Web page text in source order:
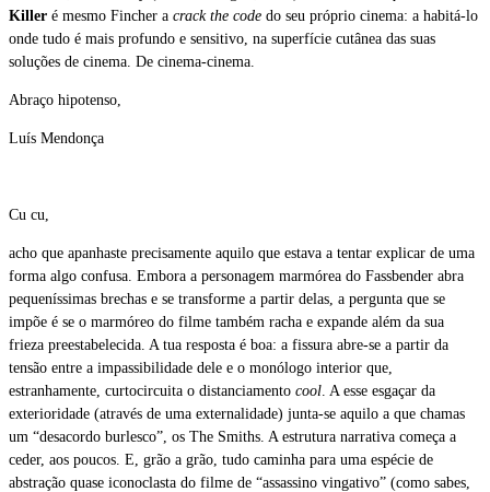
Killer é mesmo Fincher a crack the code do seu próprio cinema: a habitá-lo
onde tudo é mais profundo e sensitivo, na superfície cutânea das suas
soluções de cinema. De cinema-cinema.
Abraço hipotenso,
Luís Mendonça
Cu cu,
acho que apanhaste precisamente aquilo que estava a tentar explicar de uma
forma algo confusa. Embora a personagem marmórea do Fassbender abra
pequeníssimas brechas e se transforme a partir delas, a pergunta que se
impõe é se o marmóreo do filme também racha e expande além da sua
frieza preestabelecida. A tua resposta é boa: a fissura abre-se a partir da
tensão entre a impassibilidade dele e o monólogo interior que,
estranhamente, curtocircuita o distanciamento cool . A esse esgaçar da
exterioridade (através de uma externalidade) junta-se aquilo a que chamas
um “desacordo burlesco”, os The Smiths. A estrutura narrativa começa a
ceder, aos poucos. E, grão a grão, tudo caminha para uma espécie de
abstração quase iconoclasta do filme de “assassino vingativo” (como sabes,